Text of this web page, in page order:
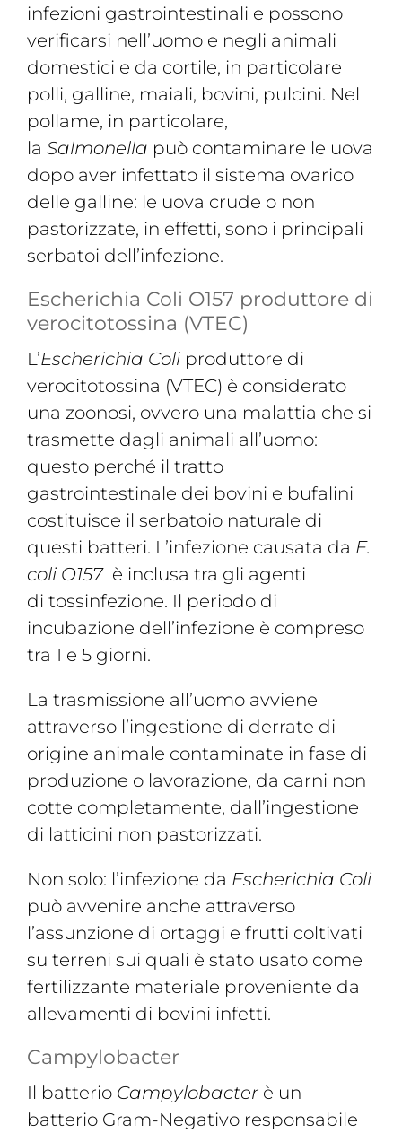
infezioni gastrointestinali e possono
verificarsi nell’uomo e negli animali
domestici e da cortile, in particolare
polli, galline, maiali, bovini, pulcini. Nel
pollame, in particolare,
la Salmonella può contaminare le uova
dopo aver infettato il sistema ovarico
delle galline: le uova crude o non
pastorizzate, in effetti, sono i principali
serbatoi dell’infezione.
Escherichia Coli O157 produttore di
verocitotossina (VTEC)
L’Escherichia Coli produttore di
verocitotossina (VTEC) è considerato
una zoonosi, ovvero una malattia che si
trasmette dagli animali all’uomo:
questo perché il tratto
gastrointestinale dei bovini e bufalini
costituisce il serbatoio naturale di
questi batteri. L’infezione causata da E.
coli O157è inclusa tra gli agenti
di tossinfezione. Il periodo di
incubazione dell’infezione è compreso
tra 1 e 5 giorni.
La trasmissione all’uomo avviene
attraverso l’ingestione di derrate di
origine animale contaminate in fase di
produzione o lavorazione, da carni non
cotte completamente, dall’ingestione
di latticini non pastorizzati.
Non solo: l’infezione da Escherichia Coli
può avvenire anche attraverso
l’assunzione di ortaggi e frutti coltivati
su terreni sui quali è stato usato come
fertilizzante materiale proveniente da
allevamenti di bovini infetti.
Campylobacter
Il batterio Campylobacterè un
batterio Gram-Negativo responsabile